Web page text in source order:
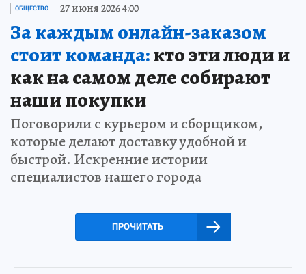
ОБЩЕСТВО 27 июня 2026 4:00
За каждым онлайн-заказом
стоит команда:кто эти люди и
как на самом деле собирают
наши покупки
Поговорили с курьером и сборщиком,
которые делают доставку удобной и
быстрой. Искренние истории
специалистов нашего города
ПРОЧИТАТЬ